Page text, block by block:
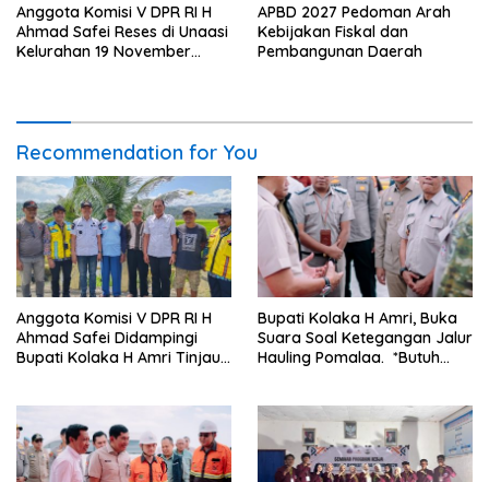
Anggota Komisi V DPR RI H
Ahmad Safei Reses di Unaasi
Kelurahan 19 November
APBD 2027 Pedoman Arah
Kebijakan Fiskal dan
Pembangunan Daerah
Recommendation for You
Anggota Komisi V DPR RI H
Ahmad Safei Didampingi
Bupati Kolaka H Amri Tinjau
Kelurahan 19 November
Wundulako
Bupati Kolaka H Amri, Buka
Suara Soal Ketegangan Jalur
Hauling Pomalaa. *Butuh
Premanisme Industrial